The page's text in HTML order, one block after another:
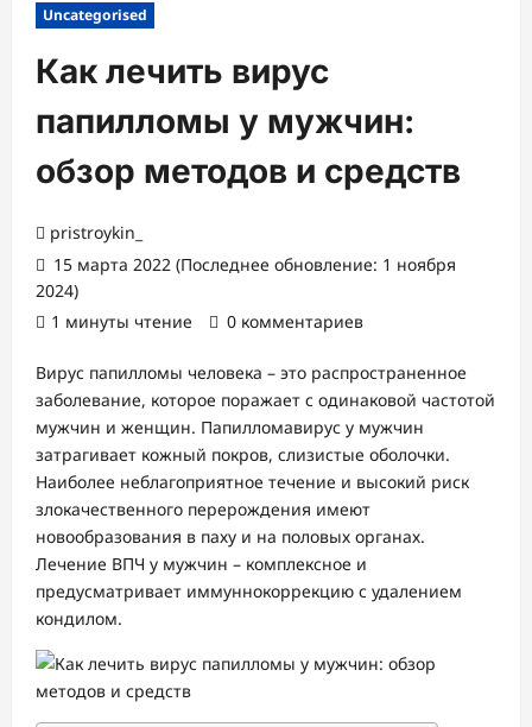
Uncategorised
Как лечить вирус
папилломы у мужчин:
обзор методов и средств
pristroykin_
15 марта 2022 (Последнее обновление: 1 ноября
2024)
1 минуты чтение
0 комментариев
Вирус папилломы человека – это распространенное
заболевание, которое поражает с одинаковой частотой
мужчин и женщин. Папилломавирус у мужчин
затрагивает кожный покров, слизистые оболочки.
Наиболее неблагоприятное течение и высокий риск
злокачественного перерождения имеют
новообразования в паху и на половых органах.
Лечение ВПЧ у мужчин – комплексное и
предусматривает иммуннокоррекцию с удалением
кондилом.